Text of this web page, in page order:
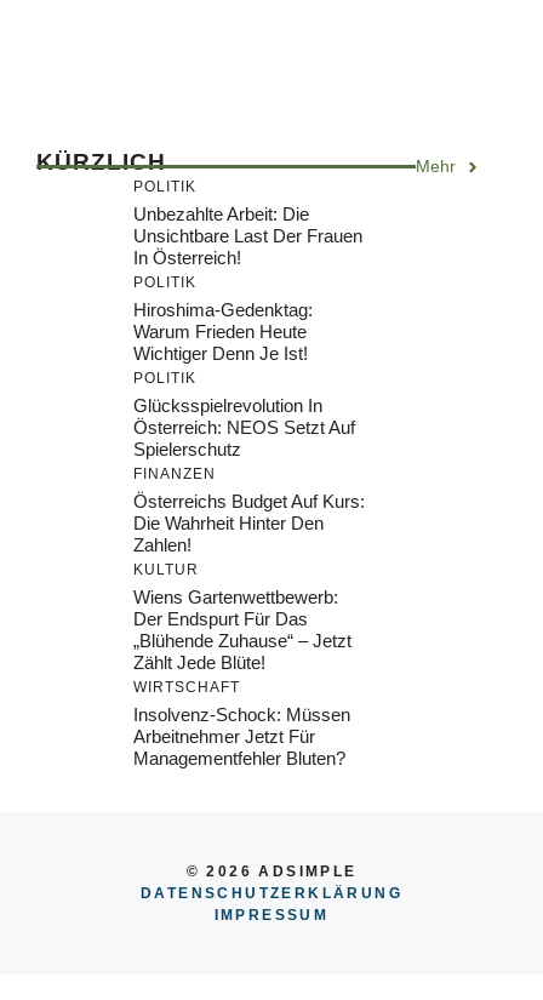
KÜRZLICH Mehr
POLITIK
Unbezahlte Arbeit: Die
Unsichtbare Last Der Frauen
In Österreich!
POLITIK
Hiroshima-Gedenktag:
Warum Frieden Heute
Wichtiger Denn Je Ist!
POLITIK
Glücksspielrevolution In
Österreich: NEOS Setzt Auf
Spielerschutz
FINANZEN
Österreichs Budget Auf Kurs:
Die Wahrheit Hinter Den
Zahlen!
KULTUR
Wiens Gartenwettbewerb:
Der Endspurt Für Das
„Blühende Zuhause“ – Jetzt
Zählt Jede Blüte!
WIRTSCHAFT
Insolvenz-Schock: Müssen
Arbeitnehmer Jetzt Für
Managementfehler Bluten?
© 2026 ADSIMPLE
DATENSCHUTZERKLÄRUNG
IMPRESSUM